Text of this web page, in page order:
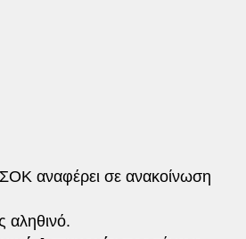
αναφέρει σε ανακοίνωση
αληθινό.